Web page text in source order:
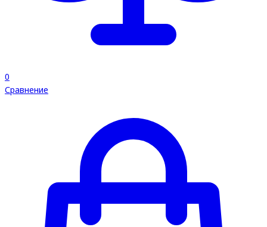
0
Сравнение